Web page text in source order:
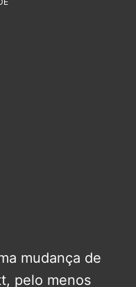
mudança de
pelo menos